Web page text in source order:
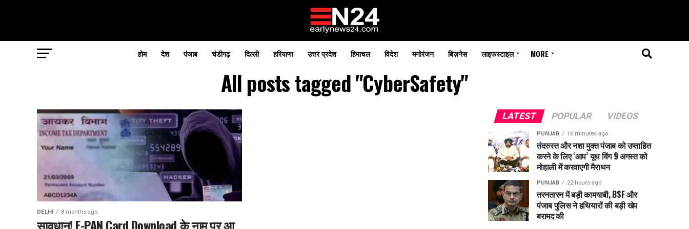
होम देश पंजाब चंडीगढ़ दिल्ली हरियाणा उत्तर प्रदेश हिमाचल विदेश मनोरंजन बिज़नेस लाइफस्टाइल MORE
All posts tagged "CyberSafety"
DELHI 8 months ago
सावधान! E-PAN Card Download के नाम पर आ
LATEST POPULAR VIDEOS
PUNJAB 16 minutes ago
तंदरुस्त और नशा मुक्त पंजाब को उप्ताहित
करने के लिए ‘आप’ यूथ विंग 9 अगस्त को
मोहाली में करवाएगी मैराथन
PUNJAB 22 hours ago
तरनतारन में बड़ी कामयाबी, BSF और
पंजाब पुलिस ने हथियारों की बड़ी खेप
बरामद की